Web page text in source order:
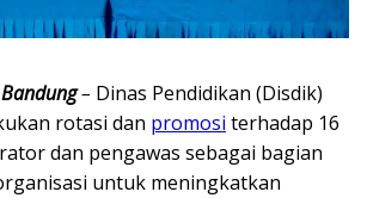
Bandung– Dinas Pendidikan (Disdik)
rotasi dan promosi terhadap 16
dan pengawas sebagai bagian
untuk meningkatkan